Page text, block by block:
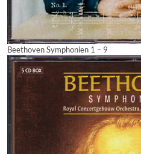
Beethoven Symphonien 1 – 9